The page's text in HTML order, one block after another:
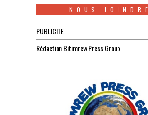
NOUS JOINDRE
PUBLICITE
Rédaction Bitimrew Press Group